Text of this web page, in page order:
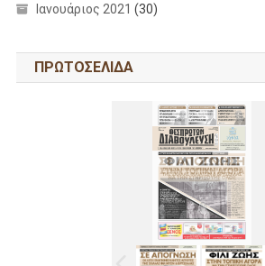
Ιανουάριος 2021 (30)
ΠΡΩΤΟΣΕΛΙΔΑ